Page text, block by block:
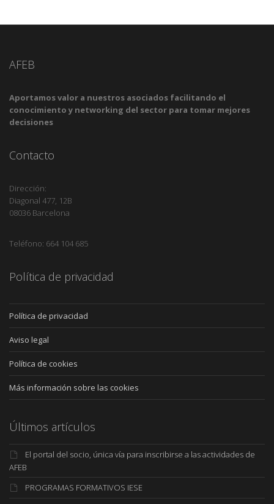
AFEB
Aportamos valor a nuestros asociados facilitando el
conocimiento y networking del sector para tomar mejores
decisiones
Contacto
Dirección:
Diagonal 477, 12B
08036 Barcelona
Teléfono: 664 104 685
Política de privacidad
Política de privacidad
Aviso legal
Política de cookies
Más información sobre las cookies
Últimos artículos
El portal del socio, única vía para inscribirse a las actividades de
AFEB
PROGRAMAS FORMATIVOS IESE